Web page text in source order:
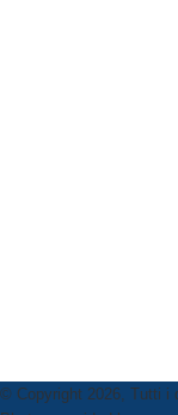
© Copyright 2026, Tutti